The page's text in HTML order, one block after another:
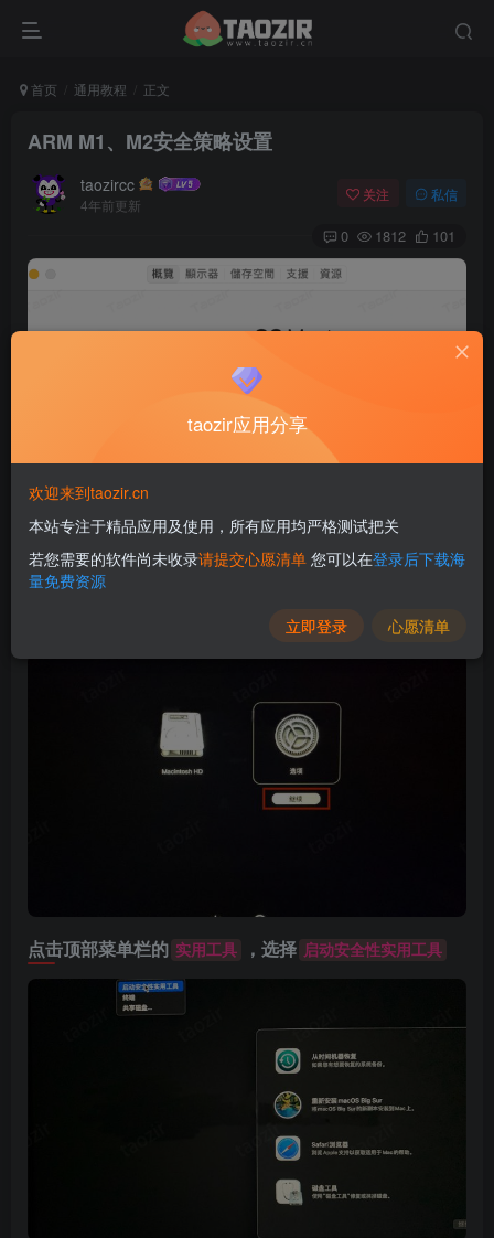
首页 通用教程 正文
ARM M1、M2安全策略设置
taozircc
4年前更新
关注 私信
0 1812 101
先关机
点击顶部菜单栏的 实用工具 ，选择 启动安全性实用工具
taozir应用分享
欢迎来到taozir.cn
本站专注于精品应用及使用，所有应用均严格测试把关
若您需要的软件尚未收录请提交心愿清单 您可以在登录后下载海
量免费资源
立即登录 心愿清单